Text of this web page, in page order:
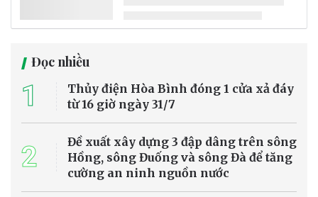
Đọc nhiều
1
Thủy điện Hòa Bình đóng 1 cửa xả đáy
từ 16 giờ ngày 31/7
2
Đề xuất xây dựng 3 đập dâng trên sông
Hồng, sông Đuống và sông Đà để tăng
cường an ninh nguồn nước